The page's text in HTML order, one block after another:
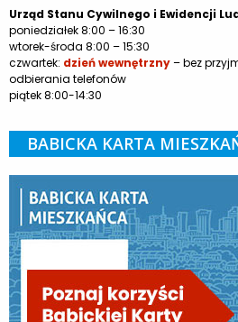
Urząd Stanu Cywilnego i Ewidencji
poniedziałek 8:00 – 16:30
wtorek-środa 8:00 – 15:30
czwartek: dzień wewnętrzny– bez
odbierania telefonów
piątek 8:00-14:30
BABICKA KARTA